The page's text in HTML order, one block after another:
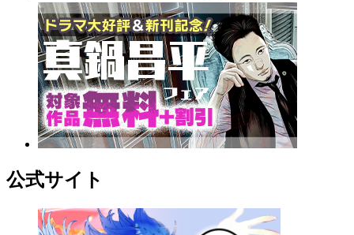
公式サイト